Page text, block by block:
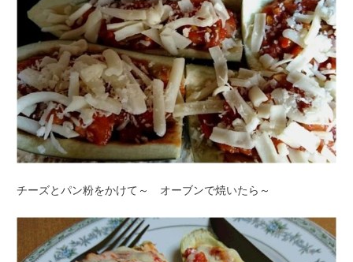
チーズとパン粉をかけて～ オーブンで焼いたら～